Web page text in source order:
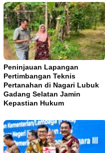
Peninjauan Lapangan
Pertimbangan Teknis
Pertanahan di Nagari Lubuk
Gadang Selatan Jamin
Kepastian Hukum